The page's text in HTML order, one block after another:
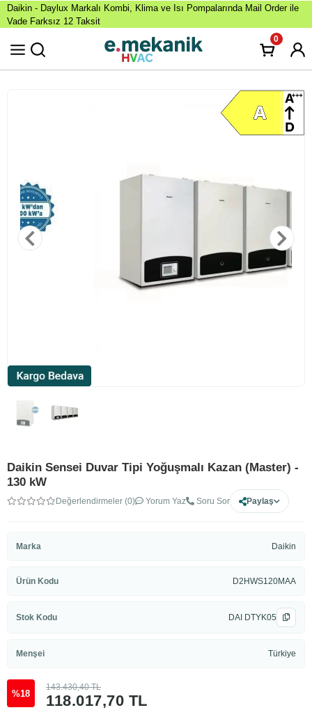
Daikin - Daylux Markalı Kombi, Klima ve Isı Pompalarında Mail Order ile
Vade Farksız 12 Taksit
0
Daikin Sensei Duvar Tipi Yoğuşmalı Kazan (Master) -
130 kW
Değerlendirmeler (0) Yorum Yaz Soru Sor Paylaş
Marka Daikin
Ürün Kodu D2HWS120MAA
Stok Kodu DAI DTYK05
Menşei Türkiye
%18 118.017,70 TL
143.430,40 TL